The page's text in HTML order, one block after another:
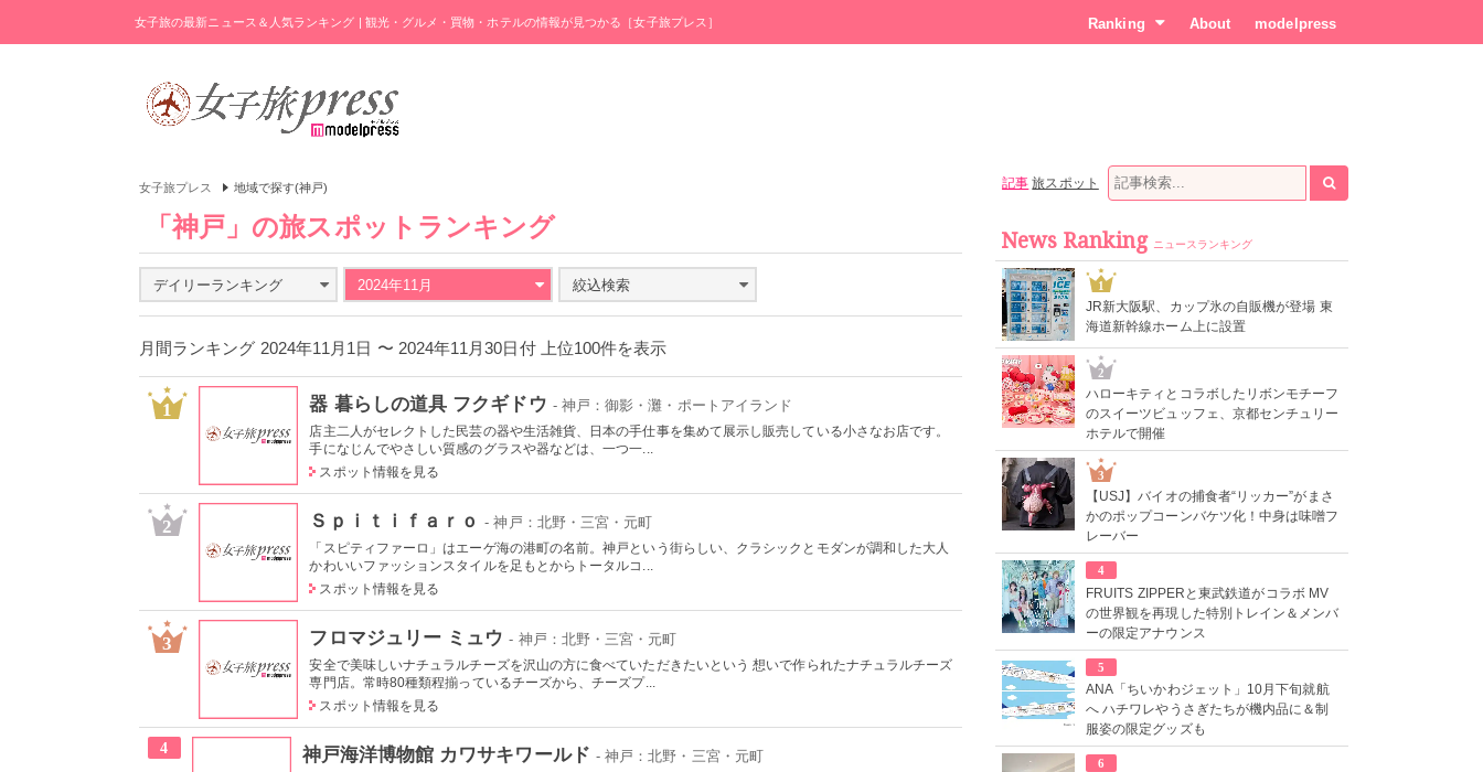
女子旅の最新ニュース＆人気ランキング | 観光・グルメ・買物・ホテルの情報が見つかる［女子旅プレス］ Ranking About modelpress
女子旅プレス 地域で探す(神戸)
「神戸」の旅スポットランキング
デイリーランキング 2024年11月 絞込検索
月間ランキング 2024年11月1日 〜 2024年11月30日付 上位100件を表示
1 器 暮らしの道具 フクギドウ - 神戸：御影・灘・ポートアイランド
店主二人がセレクトした民芸の器や生活雑貨、日本の手仕事を集めて展示し販売している小さなお店です。
手になじんでやさしい質感のグラスや器などは、一つ一...
スポット情報を見る
2 Ｓｐｉｔｉｆａｒｏ - 神戸：北野・三宮・元町
「スピティファーロ」はエーゲ海の港町の名前。神戸という街らしい、クラシックとモダンが調和した大人
かわいいファッションスタイルを足もとからトータルコ...
スポット情報を見る
3 フロマジュリー ミュウ - 神戸：北野・三宮・元町
安全で美味しいナチュラルチーズを沢山の方に食べていただきたいという 想いで作られたナチュラルチーズ
専門店。常時80種類程揃っているチーズから、チーズプ...
スポット情報を見る
4 神戸海洋博物館 カワサキワールド - 神戸：北野・三宮・元町
記事 旅スポット
News Ranking ニュースランキング
1
JR新大阪駅、カップ氷の自販機が登場 東
海道新幹線ホーム上に設置
2
ハローキティとコラボしたリボンモチーフ
のスイーツビュッフェ、京都センチュリー
ホテルで開催
3
【USJ】バイオの捕食者“リッカー”がまさ
かのポップコーンバケツ化！中身は味噌フ
レーバー
4
FRUITS ZIPPERと東武鉄道がコラボ MV
の世界観を再現した特別トレイン＆メンバ
ーの限定アナウンス
5
ANA「ちいかわジェット」10月下旬就航
へ ハチワレやうさぎたちが機内品に＆制
服姿の限定グッズも
6